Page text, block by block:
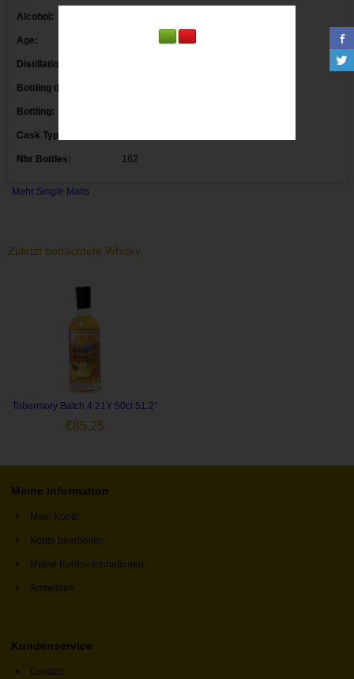
Alcohol:
Age:
Distillation date:
Bottling date:
Bottling:
Cask Type:
Nbr Bottles: 162
Mehr Single Malts
Zuletzt betrachtete Whisky
Tobermory Batch 4 21Y 50cl 51.2°
€85,25
Meine Information
Mein Konto
Konto bearbeiten
Meine Kontoinformationen
Anmelden
Kundenservice
Contact